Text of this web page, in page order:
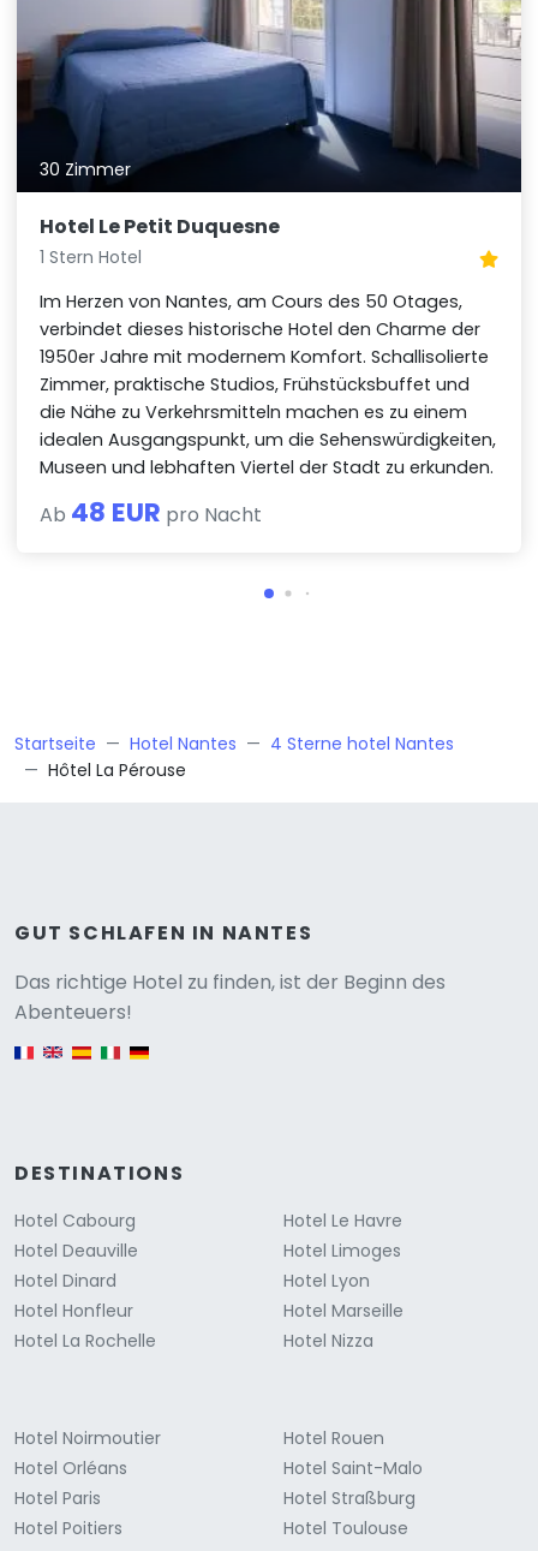
30 Zimmer
Hotel Le Petit Duquesne
1 Stern Hotel
Im Herzen von Nantes, am Cours des 50 Otages,
verbindet dieses historische Hotel den Charme der
1950er Jahre mit modernem Komfort. Schallisolierte
Zimmer, praktische Studios, Frühstücksbuffet und
die Nähe zu Verkehrsmitteln machen es zu einem
idealen Ausgangspunkt, um die Sehenswürdigkeiten,
Museen und lebhaften Viertel der Stadt zu erkunden.
Ab 48 EUR pro Nacht
Startseite Hotel Nantes
4 Sterne hotel Nantes
Hôtel La Pérouse
GUT SCHLAFEN IN NANTES
Das richtige Hotel zu finden, ist der Beginn des
Abenteuers!
English version
DESTINATIONS
Hotel Cabourg
Hotel Deauville
Hotel Dinard
Hotel Honfleur
Hotel La Rochelle
Hotel Le Havre
Hotel Limoges
Hotel Lyon
Hotel Marseille
Hotel Nizza
Hotel Noirmoutier
Hotel Orléans
Hotel Paris
Hotel Poitiers
Hotel Rouen
Hotel Saint-Malo
Hotel Straßburg
Hotel Toulouse